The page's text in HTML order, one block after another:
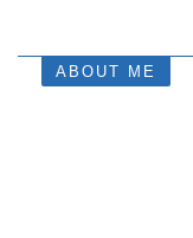
ABOUT ME